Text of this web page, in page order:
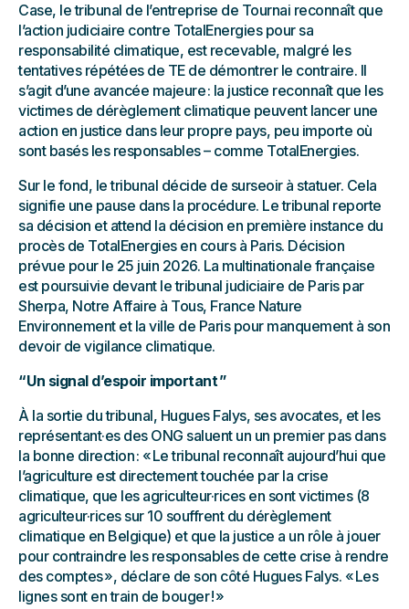
Case, le tribunal de l’entreprise de Tournai reconnaît que
l’action judiciaire contre TotalEnergies pour sa
responsabilité climatique, est recevable, malgré les
tentatives répétées de TE de démontrer le contraire. Il
s’agit d’une avancée majeure : la justice reconnaît que les
victimes de dérèglement climatique peuvent lancer une
action en justice dans leur propre pays, peu importe où
sont basés les responsables – comme TotalEnergies.
Sur le fond, le tribunal décide de surseoir à statuer. Cela
signifie une pause dans la procédure. Le tribunal reporte
sa décision et attend la décision en première instance du
procès de TotalEnergies en cours à Paris. Décision
prévue pour le 25 juin 2026. La multinationale française
est poursuivie devant le tribunal judiciaire de Paris par
Sherpa, Notre Affaire à Tous, France Nature
Environnement et la ville de Paris pour manquement à son
devoir de vigilance climatique.
“ Un signal d’espoir important ”
À la sortie du tribunal, Hugues Falys, ses avocates, et les
représentant·es des ONG saluent un un premier pas dans
la bonne direction : « Le tribunal reconnaît aujourd’hui que
l’agriculture est directement touchée par la crise
climatique, que les agriculteur·rices en sont victimes (8
agriculteur·rices sur 10 souffrent du dérèglement
climatique en Belgique) et que la justice a un rôle à jouer
pour contraindre les responsables de cette crise à rendre
des comptes », déclare de son côté Hugues Falys. « Les
lignes sont en train de bouger ! »